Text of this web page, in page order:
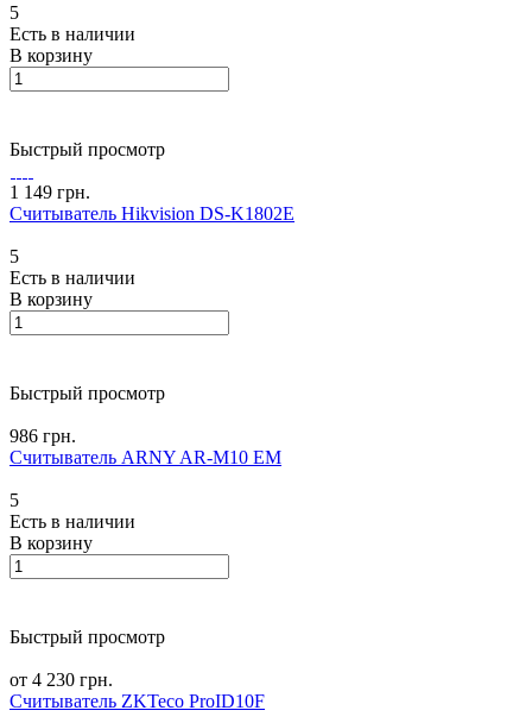
5
Есть в наличии
В корзину
Быстрый просмотр
1 149 грн.
Считыватель Hikvision DS-K1802E
5
Есть в наличии
В корзину
Быстрый просмотр
986 грн.
Считыватель ARNY AR-M10 EM
5
Есть в наличии
В корзину
Быстрый просмотр
от 4 230 грн.
Считыватель ZKTeco ProID10F